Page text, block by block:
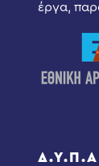
έργα,
Δ.Υ.Π.Α